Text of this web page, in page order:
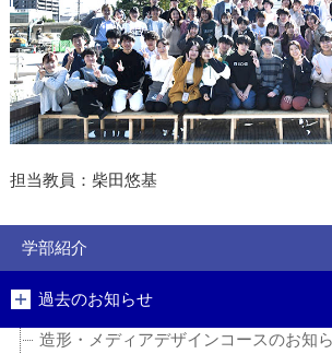
担当教員：柴田悠基
学部紹介
過去のお知らせ
造形・メディアデザインコースのお知